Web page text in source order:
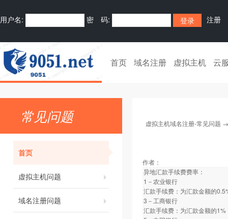
用户名: 密 码: 注册
首页 域名注册 虚拟主机 云
常见问题
首页
虚拟主机问题
域名注册问题
虚拟主机域名注册-常见问题
作者：
异地汇款手续费费率：
1－农业银行
汇款手续费：为汇款金额的
3－工商银行
汇款手续费：为汇款金额的